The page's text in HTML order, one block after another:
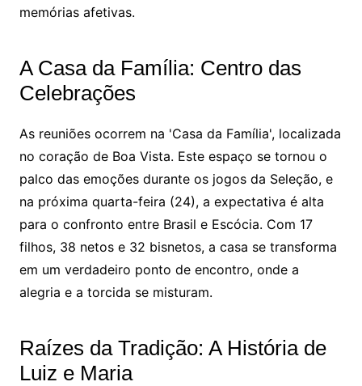
memórias afetivas.
A Casa da Família: Centro das
Celebrações
As reuniões ocorrem na 'Casa da Família', localizada
no coração de Boa Vista. Este espaço se tornou o
palco das emoções durante os jogos da Seleção, e
na próxima quarta-feira (24), a expectativa é alta
para o confronto entre Brasil e Escócia. Com 17
filhos, 38 netos e 32 bisnetos, a casa se transforma
em um verdadeiro ponto de encontro, onde a
alegria e a torcida se misturam.
Raízes da Tradição: A História de
Luiz e Maria